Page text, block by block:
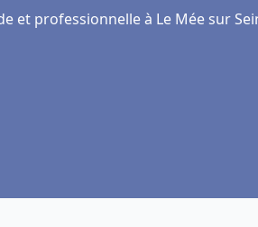
et professionnelle à Le Mée sur